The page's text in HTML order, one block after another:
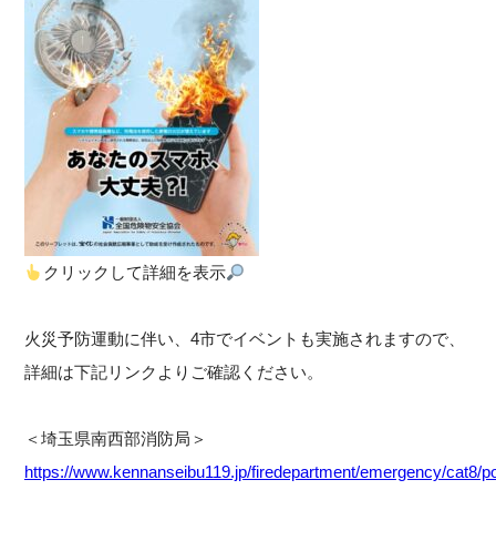
クリックして詳細を表示
火災予防運動に伴い、4市でイベントも実施されますので、
詳細は下記リンクよりご確認ください。
＜埼玉県南西部消防局＞
https://www.kennanseibu119.jp/firedepartment/emergency/cat8/